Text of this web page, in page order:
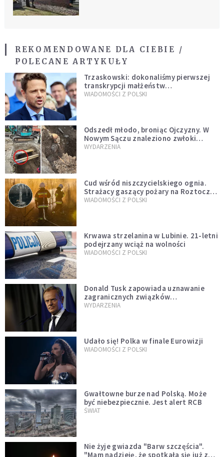
REKOMENDOWANE DLA CIEBIE /
POLECANE ARTYKUŁY
Trzaskowski: dokonaliśmy pierwszej
transkrypcji małżeństw
jednopłciowych. “Tak jak
WIADOMOŚCI Z POLSKI
Odszedł młodo, broniąc Ojczyzny. W
Nowym Sączu znaleziono zwłoki
mężczyzny z czasów potopu
WYDARZENIA
Cud wśród niszczycielskiego ognia.
Strażacy gaszący pożary na Roztoczu
opublikowali niezwykłe zdjęcie
WIADOMOŚCI Z POLSKI
Krwawa strzelanina w Lubinie. 21-letni
podejrzany wciąż na wolności
WIADOMOŚCI Z POLSKI
Donald Tusk zapowiada uznawanie
zagranicznych związków
jednopłciowych. "Państwo oblało ten
WYDARZENIA
Udało się! Polka w finale Eurowizji
WIADOMOŚCI Z POLSKI
Gwałtowne burze nad Polską. Może
być niebezpiecznie. Jest alert RCB
ŚWIAT
Nie żyje gwiazda "Barw szczęścia".
"Mam nadzieję, że spotkała się już z